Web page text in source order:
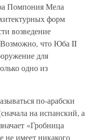
Помпония Мела
форм
возведение
Возможно, что Юба II
для
одно из
по-арабски
на испанский, а
«Гробница
не имеет никакого